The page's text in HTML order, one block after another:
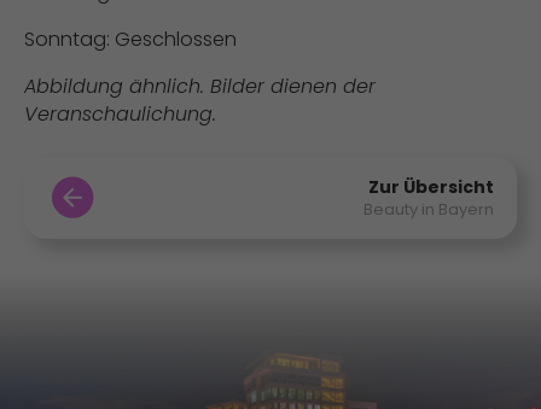
Sonntag: Geschlossen
Abbildung ähnlich. Bilder dienen der
Veranschaulichung.
Zur Übersicht
Beauty in Bayern